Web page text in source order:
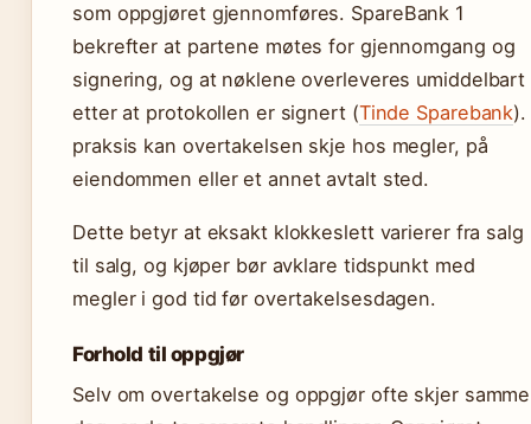
som oppgjøret gjennomføres. SpareBank 1
bekrefter at partene møtes for gjennomgang og
signering, og at nøklene overleveres umiddelbart
etter at protokollen er signert (Tinde Sparebank).
praksis kan overtakelsen skje hos megler, på
eiendommen eller et annet avtalt sted.
Dette betyr at eksakt klokkeslett varierer fra salg
til salg, og kjøper bør avklare tidspunkt med
megler i god tid før overtakelsesdagen.
Forhold til oppgjør
Selv om overtakelse og oppgjør ofte skjer samme